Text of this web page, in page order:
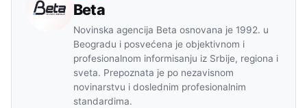
Beta
Novinska agencija Beta osnovana je 1992. u
Beogradu i posvećena je objektivnom i
profesionalnom informisanju iz Srbije, regiona i
sveta. Prepoznata je po nezavisnom
novinarstvu i doslednim profesionalnim
standardima.